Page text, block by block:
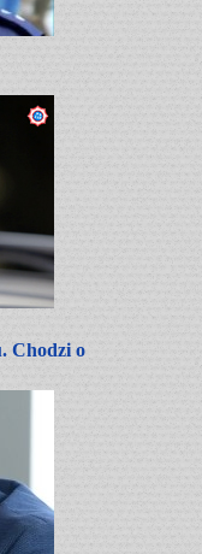
Chodzi o